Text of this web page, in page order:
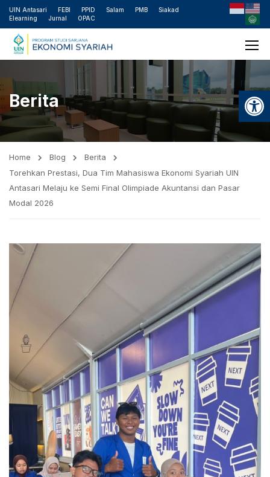
UIN Antasari FEBI PPID Salam PMB
Siakad
Elearning
Jurnal OPAC
Berita
Home Blog
Berita
Torehkan Prestasi, Dua Tim Mahasiswa Ekonomi Syariah UIN
Antasari Melaju ke Semi Final Olimpiade Akuntansi dan Pasar
Modal 2026